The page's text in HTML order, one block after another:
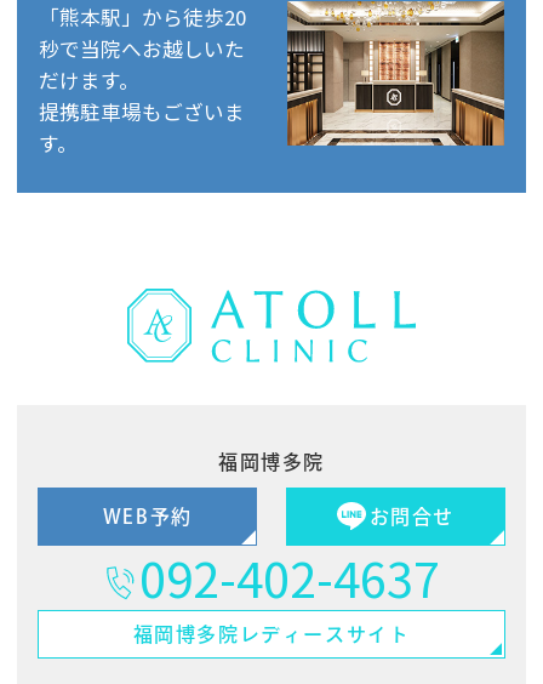
「熊本駅」から徒歩20
秒で当院へお越しいた
だけます。
提携駐車場もございま
す。
福岡博多院
WEB予約 お問合せ
092-402-4637
福岡博多院 レディースサイト